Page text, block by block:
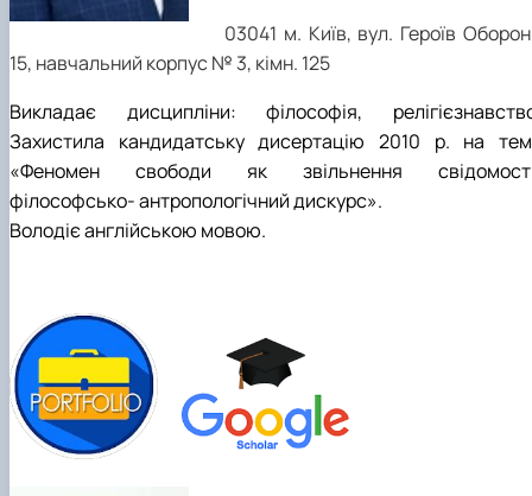
03041 м. Київ, вул. Героїв
15, навчальний корпус № 3, кімн. 125
Викладає дисципліни: філософія,
Захистила кандидатську дисертацію 2010 р. на
«Феномен свободи як звільнення
філософсько- антропологічний дискурс».
Володіє англійською мовою.